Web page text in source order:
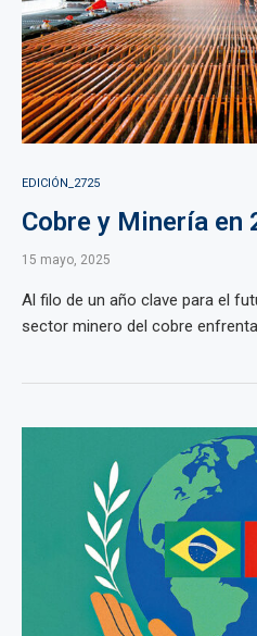
EDICIÓN_2725
Cobre y Minería en
15 mayo, 2025
Al filo de un año clave para el
sector minero del cobre